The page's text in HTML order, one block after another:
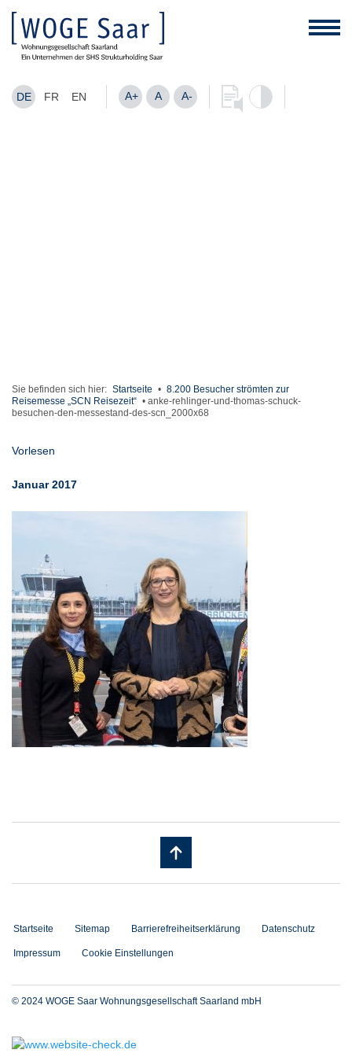
DE FR EN A+ A A-
Sie befinden sich hier: Startseite • 8.200 Besucher strömten zur
Reisemesse „SCN Reisezeit“ • anke-rehlinger-und-thomas-schuck-
besuchen-den-messestand-des-scn_2000x68
Vorlesen
Januar 2017
Startseite Sitemap Barrierefreiheitserklärung Datenschutz
Impressum Cookie Einstellungen
© 2024 WOGE Saar Wohnungsgesellschaft Saarland mbH